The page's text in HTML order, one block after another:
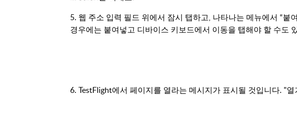
5. 웹 주소 입력 필드 위에서 잠시 탭하고, 나타나는 메뉴에서 “붙
경우에는 붙여넣고 디바이스 키보드에서 이동을 탭해야 할 수도
6. TestFlight에서 페이지를 열라는 메시지가 표시될 것입니다. "